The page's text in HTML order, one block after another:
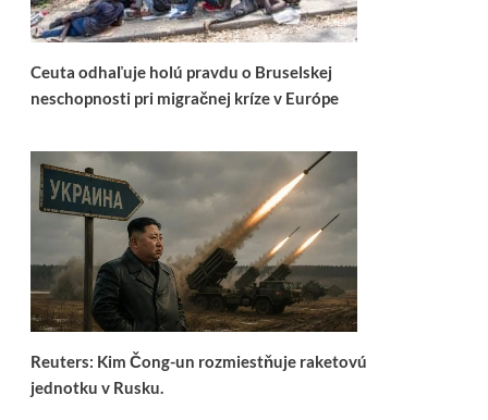
Ceuta odhaľuje holú pravdu o Bruselskej
neschopnosti pri migračnej kríze v Európe
Reuters: Kim Čong-un rozmiestňuje raketovú
jednotku v Rusku.